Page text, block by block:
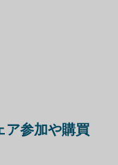
ア参加や購買